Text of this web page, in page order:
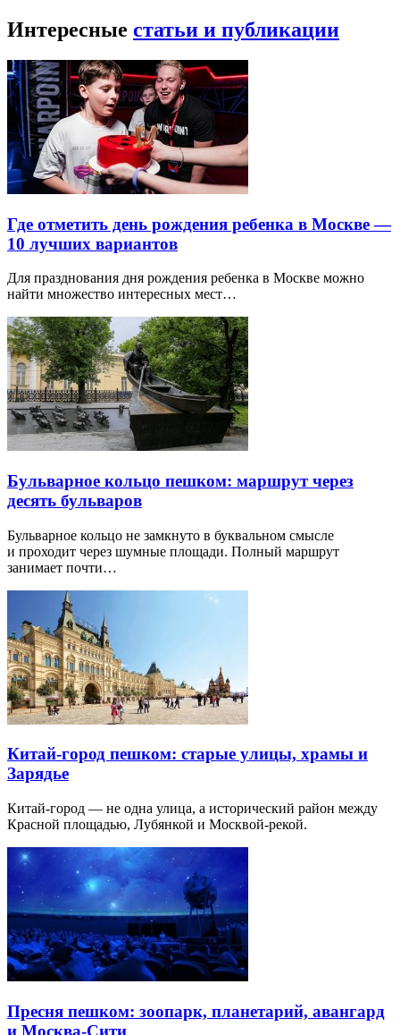
Интересные статьи и публикации
Где отметить день рождения ребенка в Москве —
10 лучших вариантов
Для празднования дня рождения ребенка в Москве можно
найти множество интересных мест…
Бульварное кольцо пешком: маршрут через
десять бульваров
Бульварное кольцо не замкнуто в буквальном смысле
и проходит через шумные площади. Полный маршрут
занимает почти…
Китай-город пешком: старые улицы, храмы и
Зарядье
Китай-город — не одна улица, а исторический район между
Красной площадью, Лубянкой и Москвой-рекой.
Пресня пешком: зоопарк, планетарий, авангард
и Москва-Сити